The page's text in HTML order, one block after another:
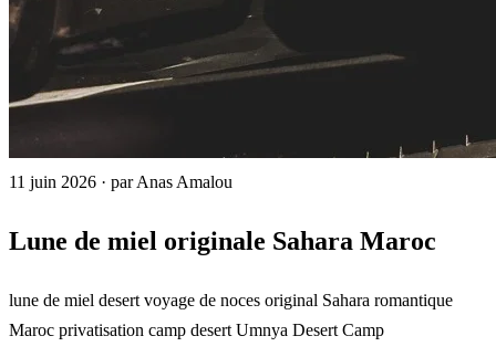
11 juin 2026 · par Anas Amalou
Lune de miel originale Sahara Maroc
lune de miel desert voyage de noces original Sahara romantique
Maroc privatisation camp desert Umnya Desert Camp